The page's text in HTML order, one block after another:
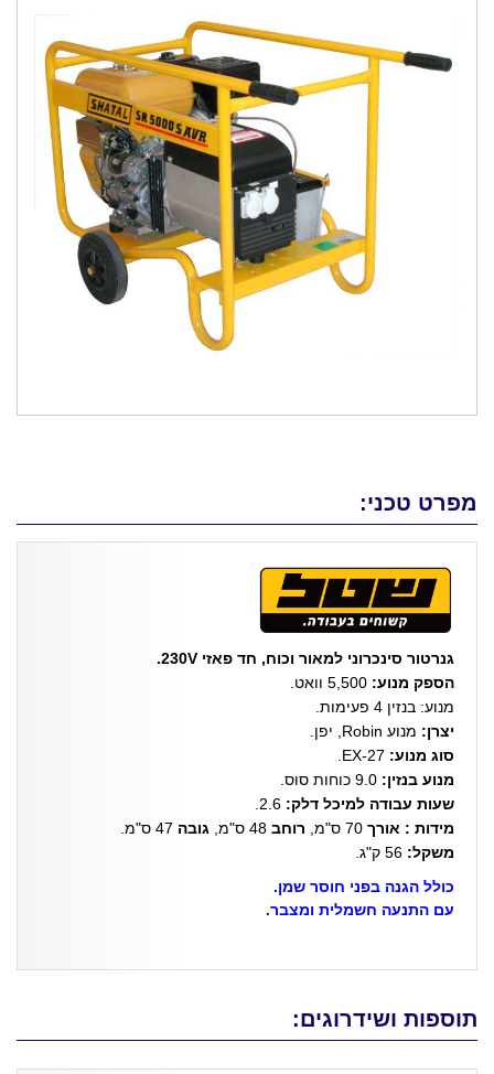
מפרט טכני:
גנרטור סינכרוני למאור וכוח, חד פאזי 230V.
הספק מנוע: 5,500 וואט.
מנוע: בנזין 4 פעימות.
יצרן: מנוע Robin, יפן.
סוג מנוע:
מנוע בנזין: 9.0 כוחות סוס.
שעות עבודה למיכל דלק:
מידות : אורך
רוחב גובה
משקל: 56 ק"ג.
כולל הגנה בפני חוסר שמן.
עם התנעה חשמלית ומצבר.
תוספות ושידרוגים: